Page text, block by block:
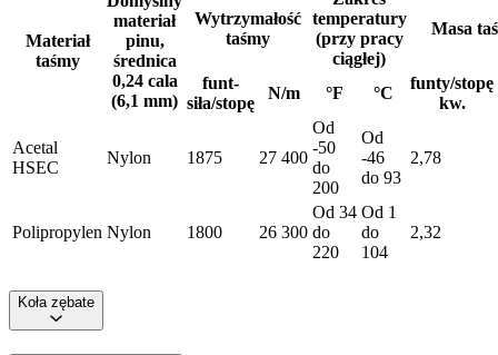
Materiał
taśmy
materiał
pinu,
średnica
0,24 cala
(6,1 mm)
Wytrzymałość
taśmy
temperatury
(przy pracy
ciągłej)
Masa
funt-
siła/stopę
N/m °F °C
funty/stopę
kw.
Acetal
HSEC
Nylon 1875 27 400
Od
-50
do
200
Od
-46
do 93
2,78
Polipropylen Nylon 1800 26 300
Od 34
do
220
Od 1
do
104
2,32
Koła zębate